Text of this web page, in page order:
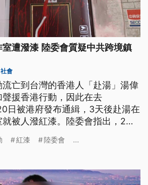
遭潑漆 陸委會質疑中共跨境鎮
社會
亡到台灣的香港人「赴湯」湯偉
援香港行動，因此在去
日被港府發布通緝，3天後赴湯在
被人潑紅漆。陸委會指出，2名
行跨境鎮壓的案件，強調將全力偵
紅漆 陸委會 ...